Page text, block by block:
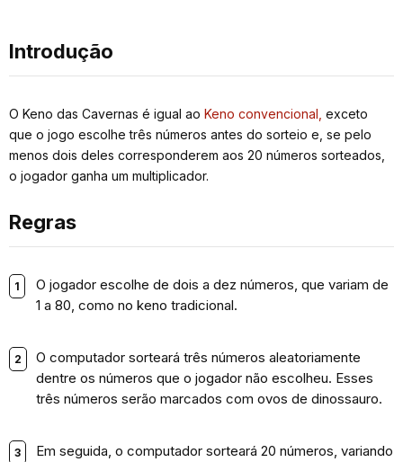
Introdução
O Keno das Cavernas é igual ao Keno convencional, exceto
que o jogo escolhe três números antes do sorteio e, se pelo
menos dois deles corresponderem aos 20 números sorteados,
o jogador ganha um multiplicador.
Regras
O jogador escolhe de dois a dez números, que variam de
1 a 80, como no keno tradicional.
O computador sorteará três números aleatoriamente
dentre os números que o jogador não escolheu. Esses
três números serão marcados com ovos de dinossauro.
Em seguida, o computador sorteará 20 números, variando